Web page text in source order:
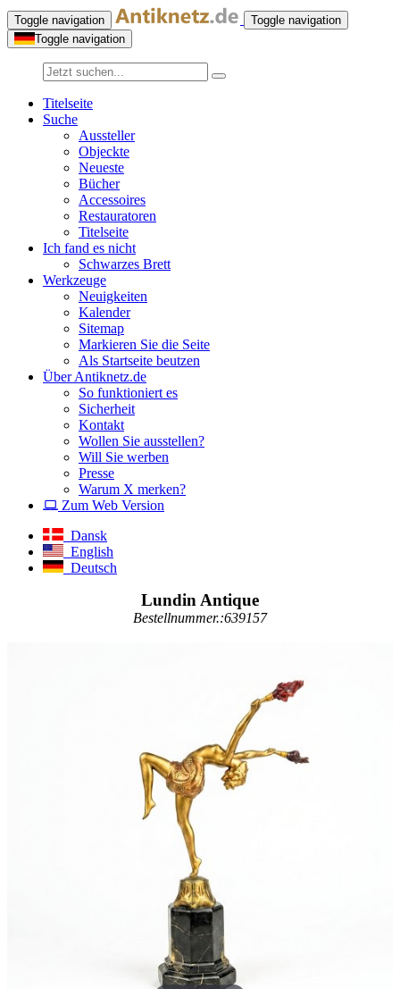
Toggle navigation
Toggle navigation
Toggle navigation
Titelseite
Suche
Aussteller
Objeckte
Neueste
Bücher
Accessoires
Restauratoren
Titelseite
Ich fand es nicht
Schwarzes Brett
Werkzeuge
Neuigkeiten
Kalender
Sitemap
Markieren Sie die Seite
Als Startseite beutzen
Über Antiknetz.de
So funktioniert es
Sicherheit
Kontakt
Wollen Sie ausstellen?
Will Sie werben
Presse
Warum X merken?
Zum Web Version
Dansk
English
Deutsch
Lundin Antique
Bestellnummer.:639157